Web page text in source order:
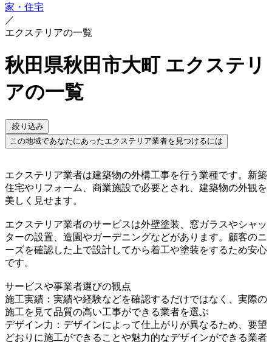
家・住宅
／
エクステリアの一覧
秋田県秋田市大町 エクステリ
アの一覧
絞り込み
この地域であなたにあったエクステリア業者を見つけるには
エクステリア業者は建築物の外構工事を行う業種です。新築
住宅やリフォーム、商業施設で必要とされ、建築物の外観を
美しく見せます。
エクステリア業者のサービスは外壁塗装、窓ガラスやシャッ
ターの設置、造園やガーデニングなどがあります。顧客のニ
ーズを確認した上で設計してから着工や塗装をするため安心
です。
サービスや事業者選びの観点
施工実績：実績や経験などを確認するだけではなく、実際の
施工を見て品質の高い工事ができる業者を選ぶ
デザイン力：デザインによって仕上がりが異なるため、要望
どおりに施工ができることや魅力的なデザインができる業者